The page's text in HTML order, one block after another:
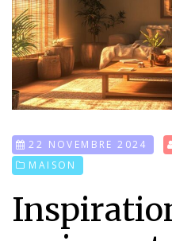
22 NOVEMBRE 2024
MAISON